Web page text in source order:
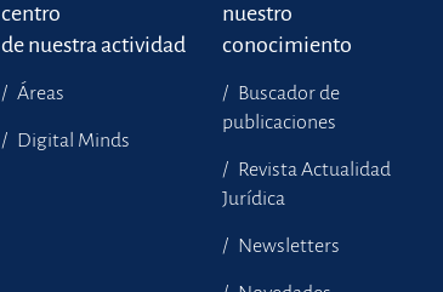
centro
de nuestra actividad
Áreas
Digital Minds
nuestro
conocimiento
Buscador de
publicaciones
Revista Actualidad
Jurídica
Newsletters